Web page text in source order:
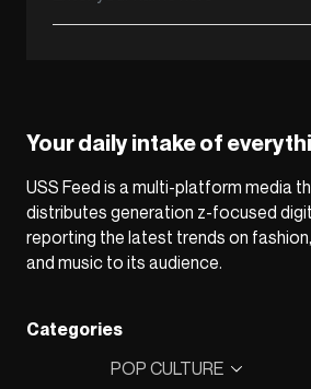
Your daily intake of
USS Feed is a multi-platform media
distributes generation z-focused
reporting the latest trends on
and music to its audience.
Categories
POP CULTURE